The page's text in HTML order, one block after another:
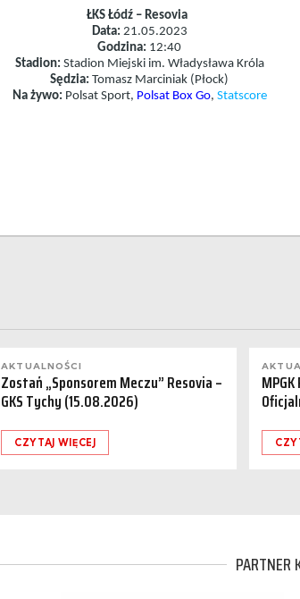
ŁKS Łódź – Resovia
Data: 21.05.2023
Godzina: 12:40
Stadion: Stadion Miejski im. Władysława Króla
Sędzia: Tomasz Marciniak (Płock)
Na żywo: Polsat Sport, Polsat Box Go, Statscore
AKTUALNOŚCI
Zostań „Sponsorem Meczu” Resovia –
GKS Tychy (15.08.2026)
CZYTAJ WIĘCEJ
PARTNER